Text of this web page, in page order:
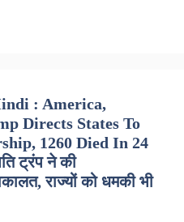
: America,
Directs States To
1260 Died In 24
ट्रंप ने की
राज्यों को धमकी भी